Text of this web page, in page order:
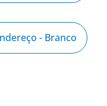
- Branco